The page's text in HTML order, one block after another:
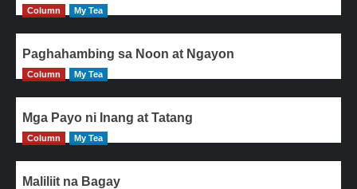
Column My Tea
Paghahambing sa Noon at Ngayon
Column My Tea
Mga Payo ni Inang at Tatang
Column My Tea
Maliliit na Bagay